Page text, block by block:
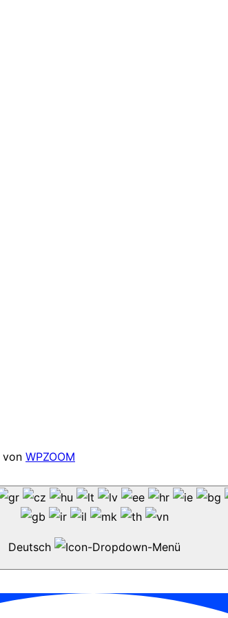
von WPZOOM
Deutsch